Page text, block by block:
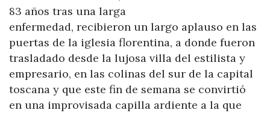
83 años tras una larga
enfermedad, recibieron un largo aplauso en las
puertas de la iglesia florentina, a donde fueron
trasladado desde la lujosa villa del estilista y
empresario, en las colinas del sur de la capital
toscana y que este fin de semana se convirtió
en una improvisada capilla ardiente a la que